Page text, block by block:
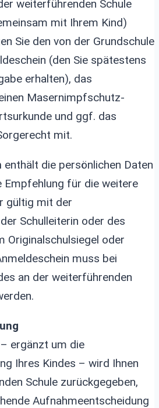
weiterführenden Schule
mit Ihrem Kind)
Sie den von der Grundschule
(den Sie spätestens
erhalten), das
Masernimpfschutz-
und ggf. das
mit.
enthält die persönlichen Daten
Empfehlung für die weitere
gültig mit der
Schulleiterin oder des
Originalschulsiegel oder
muss bei
an der weiterführenden
ergänzt um die
Ihres Kindes – wird Ihnen
Schule zurückgegeben,
Aufnahmeentscheidung